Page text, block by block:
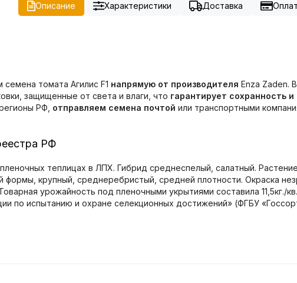
Описание Характеристики Доставка
томата Агилис F1 напрямую от производителя Enza Zaden.
защищенные от света и влаги, что гарантирует сохранность
РФ, отправляем семена почтой или транспортными
РФ
теплицах в ЛПХ. Гибрид среднеспелый, салатный.
крупный, среднеребристый, средней плотности. Окраска
урожайность под пленочными укрытиями составила 11,5кг./
по иcпытанию и охране селекционных достижений» (ФГБУ